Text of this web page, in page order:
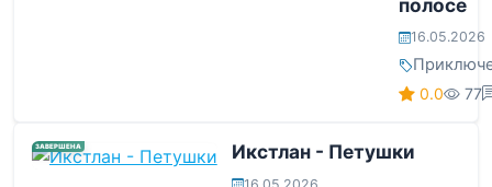
полосе
16.05.2026
0.0 77
ЗАВЕРШЕНА Икстлан - Петушки